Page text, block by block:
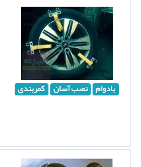
بادوام نصب آسان کمربندی